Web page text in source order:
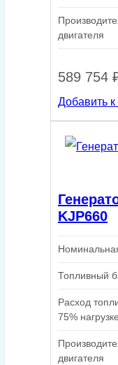
двигателя
589 754
Добавить к
KJP660
Топливный
Расход
75% нагрузке
двигателя